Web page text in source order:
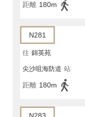
距離 180m
N281
往 錦英苑
尖沙咀海防道 站
距離 180m